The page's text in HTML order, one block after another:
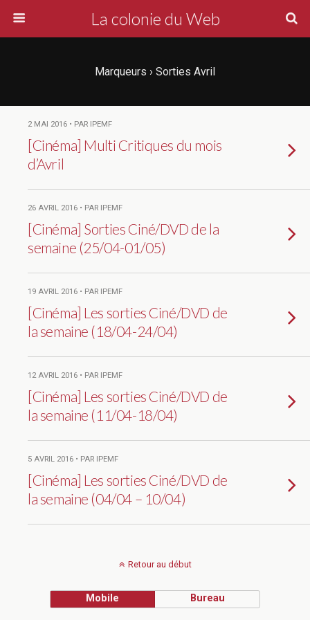
La colonie du Web
Marqueurs › Sorties Avril
2 MAI 2016 • PAR IPEMF
[Cinéma] Multi Critiques du mois
d’Avril
26 AVRIL 2016 • PAR IPEMF
[Cinéma] Sorties Ciné/DVD de la
semaine (25/04-01/05)
19 AVRIL 2016 • PAR IPEMF
[Cinéma] Les sorties Ciné/DVD de
la semaine (18/04-24/04)
12 AVRIL 2016 • PAR IPEMF
[Cinéma] Les sorties Ciné/DVD de
la semaine (11/04-18/04)
5 AVRIL 2016 • PAR IPEMF
[Cinéma] Les sorties Ciné/DVD de
la semaine (04/04 – 10/04)
Retour au début
Mobile Bureau